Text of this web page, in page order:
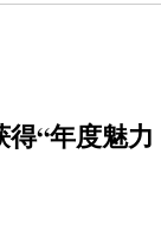
“年度魅力